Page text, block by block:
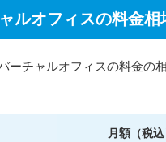
神奈川県横浜市中区扇
【横浜WEST】
【横浜元町】
【横浜桜木町】
ルオフィスの料金相
ーチャルオフィスの料金の
月額（税込